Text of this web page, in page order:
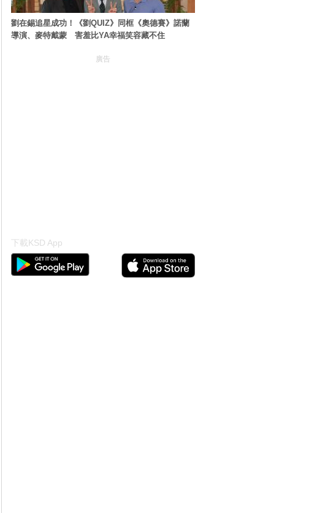
劉在錫追星成功！《劉QUIZ》同框《奧德賽》諾蘭
導演、麥特戴蒙 害羞比YA幸福笑容藏不住
廣告
下載KSD App